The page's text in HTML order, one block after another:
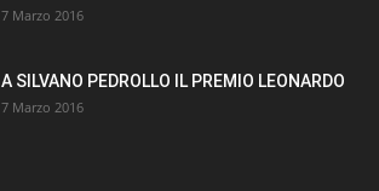
7 Marzo 2016
A SILVANO PEDROLLO IL PREMIO LEONARDO
7 Marzo 2016